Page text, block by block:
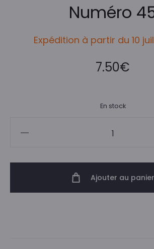
Numéro
Expédition à partir du 10
7.50€
En stock
Ajouter au panier